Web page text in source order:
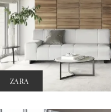
ZARA